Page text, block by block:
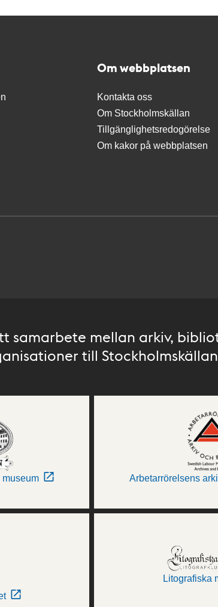
Om webbplatsen
Kontakta oss
Om Stockholmskällan
Tillgänglighetsredogörelse
Om kakor på webbplatsen
samarbete mellan arkiv,
till
museum Arbetarrörelsens
Litografiska